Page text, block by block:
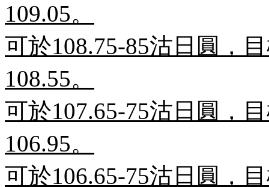
109.05。
可於108.75-85沽日圓，
108.55。
可於107.65-75沽日圓，
106.95。
可於106.65-75沽日圓，